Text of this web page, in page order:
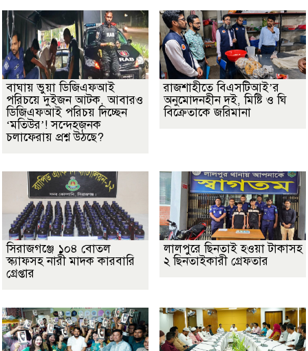
বাঘায় ভুয়া ডিজিএফআই
পরিচয়ে দুইজন আটক, আবারও
ডিজিএফআই পরিচয় দিচ্ছেন
‘মতিউর’! সন্দেহজনক
চলাফেরায় প্রশ্ন উঠছে?
রাজশাহীতে বিএসটিআই’র
অনুমোদনহীন দই, মিষ্টি ও ঘি
বিক্রেতাকে জরিমানা
সিরাজগঞ্জে ১০৪ বোতল
স্ক্যাফসহ নারী মাদক কারবারি
গ্রেপ্তার
লালপুরে ছিনতাই হওয়া টাকাসহ
২ ছিনতাইকারী গ্রেফতার